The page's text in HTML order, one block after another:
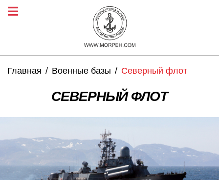
Главная Военные базы Северный флот
СЕВЕРНЫЙ ФЛОТ